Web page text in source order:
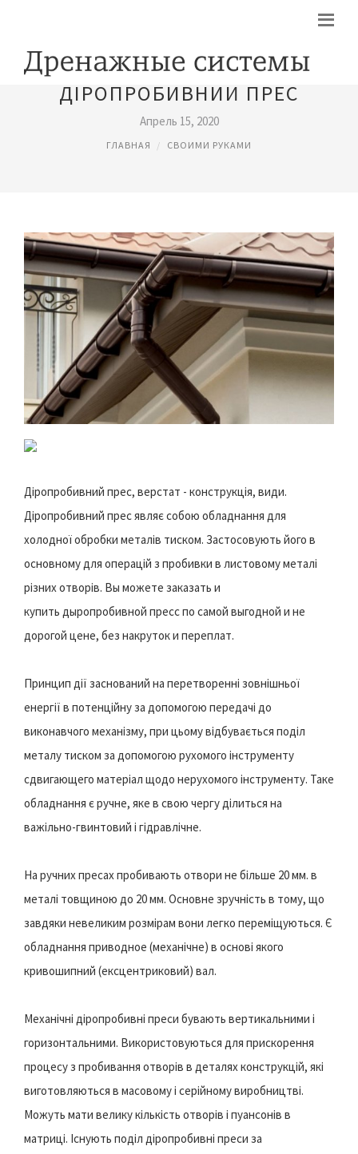
ДІРОПРОБИВНИЙ ПРЕС
Апрель 15, 2020
ГЛАВНАЯ СВОИМИ РУКАМИ
Діропробивний прес, верстат - конструкція, види.
Діропробивний прес являє собою обладнання для
холодної обробки металів тиском. Застосовують його в
основному для операцій з пробивки в листовому металі
різних отворів. Вы можете заказать и
купить дыропробивной пресс по самой выгодной и не
дорогой цене, без накруток и переплат.
Принцип дії заснований на перетворенні зовнішньої
енергії в потенційну за допомогою передачі до
виконавчого механізму, при цьому відбувається поділ
металу тиском за допомогою рухомого інструменту
сдвигающего матеріал щодо нерухомого інструменту. Таке
обладнання є ручне, яке в свою чергу ділиться на
важільно-гвинтовий і гідравлічне.
На ручних пресах пробивають отвори не більше 20 мм. в
металі товщиною до 20 мм. Основне зручність в тому, що
завдяки невеликим розмірам вони легко переміщуються. Є
обладнання приводное (механічне) в основі якого
кривошипний (ексцентриковий) вал.
Механічні діропробивні преси бувають вертикальними і
горизонтальними. Використовуються для прискорення
процесу з пробивання отворів в деталях конструкцій, які
виготовляються в масовому і серійному виробництві.
Можуть мати велику кількість отворів і пуансонів в
матриці. Існують поділ діропробивні преси за